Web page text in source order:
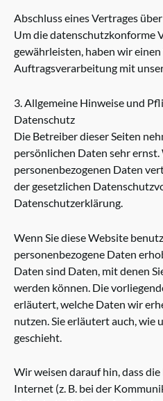
Abschluss eines Vertrages
Um die datenschutzkonforme
gewährleisten, haben wir
Auftragsverarbeitung mit
3. Allgemeine Hinweise und
Datenschutz
Die Betreiber dieser Seiten
persönlichen Daten sehr
personenbezogenen Daten
der gesetzlichen
Datenschutzerklärung.
Wenn Sie diese Website
personenbezogene Daten
Daten sind Daten, mit denen
werden können. Die
erläutert, welche Daten wir
nutzen. Sie erläutert auch, wie
geschieht.
Wir weisen darauf hin, dass
Internet (z. B. bei der